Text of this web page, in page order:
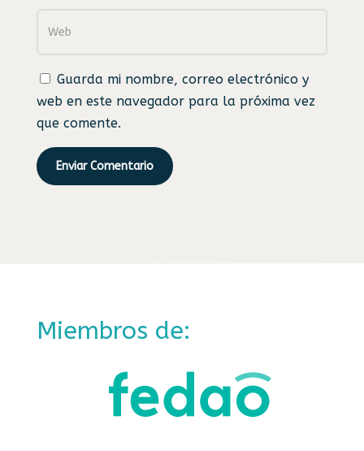
Guarda mi nombre, correo electrónico y
web en este navegador para la próxima vez
que comente.
Enviar Comentario
Miembros de: